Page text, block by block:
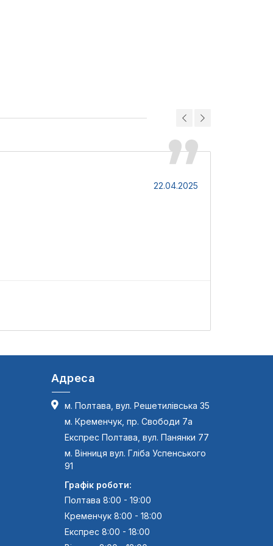
22.04.2025
Адреса
м. Полтава, вул. Решетилівська 35
м. Кременчук, пр. Свободи 7а
Експрес Полтава, вул. Панянки 77
м. Вінниця вул. Гліба Успенського
91
Графік роботи:
Полтава 8:00 - 19:00
Кременчук 8:00 - 18:00
Експрес 8:00 - 18:00